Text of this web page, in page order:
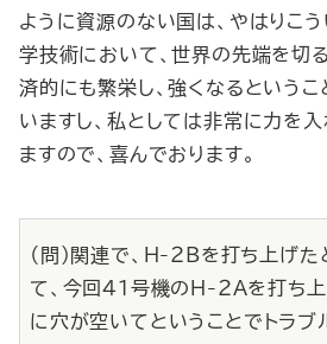
ように資源のない国は、やはりこ
学技術において、世界の先端を切
済的にも繁栄し、強くなるという
いますし、私としては非常に力を
ますので、喜んでおります。
（問）関連で、H-２Bを打ち上げ
て、今回41号機のH-２Aを打ち
に穴が空いてということでトラブ